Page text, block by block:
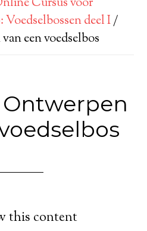
Voedselbossen deel I/
een voedselbos
this content